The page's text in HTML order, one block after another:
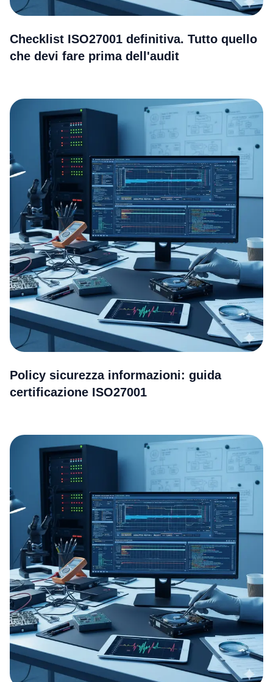
Checklist ISO27001 definitiva. Tutto quello
che devi fare prima dell'audit
Policy sicurezza informazioni: guida
certificazione ISO27001